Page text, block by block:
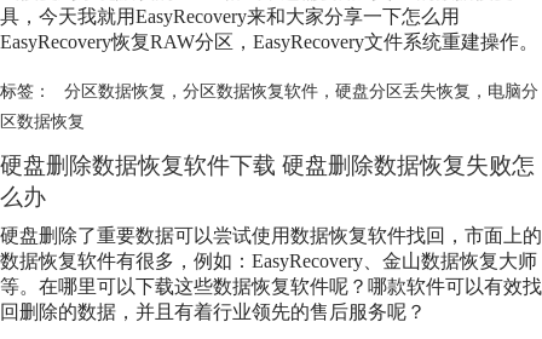
具，今天我就用EasyRecovery来和大家分享一下怎么用
EasyRecovery恢复RAW分区，EasyRecovery文件系统重建操作。
标签： 分区数据恢复 ， 分区数据恢复软件， 硬盘分区丢失恢复 ， 电脑分
区数据恢复
硬盘删除数据恢复软件下载 硬盘删除数据恢复失败怎
么办
硬盘删除了重要数据可以尝试使用数据恢复软件找回，市面上的
数据恢复软件有很多，例如：EasyRecovery、金山数据恢复大师
等。在哪里可以下载这些数据恢复软件呢？哪款软件可以有效找
回删除的数据，并且有着行业领先的售后服务呢？